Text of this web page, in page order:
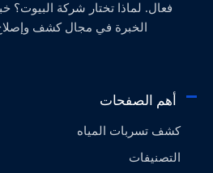
فعال. لماذا تختار شركة
الخبرة في مجال كشف
أهم الصفحات
كشف تسربات المياه
التصنيفات